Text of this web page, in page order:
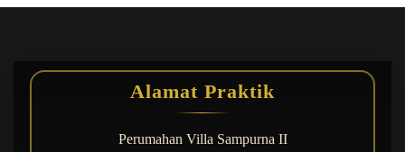
Tanda dan Dampaknya Sebelum Terlambat (Part 01)
Kerja Keras Tidak Cukup, Anda Harus Kenali Mesin
Kecerdasan Otak
Alamat Praktik
Perumahan Villa Sampurna II